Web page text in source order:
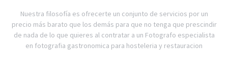
Nuestra filosofía es ofrecerte un conjunto de servicios por un
precio más barato que los demás para que no tenga que prescindir
de nada de lo que quieres al contratar a un Fotografo especialista
en fotografia gastronomica para hosteleria y restauracion